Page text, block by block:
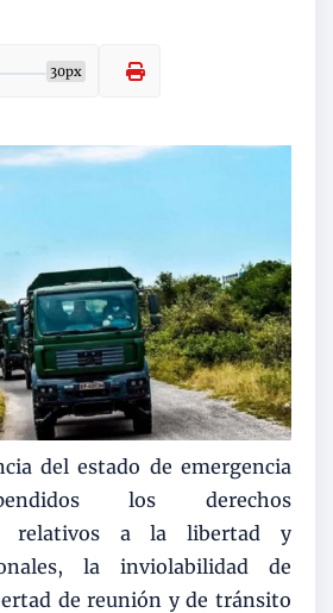
30px
del estado de emergencia
los derechos
relativos a la libertad y
la inviolabilidad de
de reunión y de tránsito